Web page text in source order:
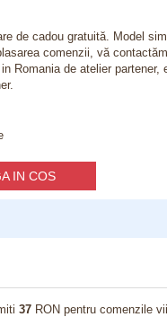
de cadou gratuită. Model
comenzii, vă
Romania de atelier
IN COS
37 RON pentru comenzile